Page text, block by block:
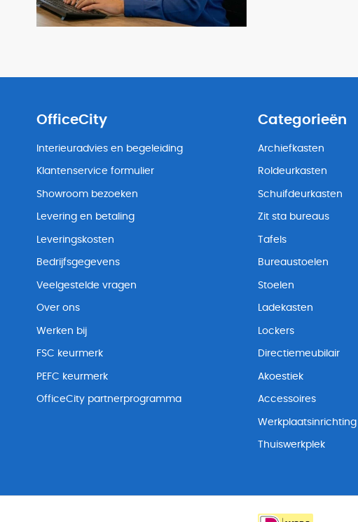
OfficeCity
Interieuradvies en begeleiding
Klantenservice formulier
Showroom bezoeken
Levering en betaling
Leveringskosten
Bedrijfsgegevens
Veelgestelde vragen
Over ons
Werken bij
FSC keurmerk
PEFC keurmerk
OfficeCity partnerprogramma
Categorieën
Archiefkasten
Roldeurkasten
Schuifdeurkasten
Zit sta bureaus
Tafels
Bureaustoelen
Stoelen
Ladekasten
Lockers
Directiemeubilair
Akoestiek
Accessoires
Werkplaatsinrichting
Thuiswerkplek